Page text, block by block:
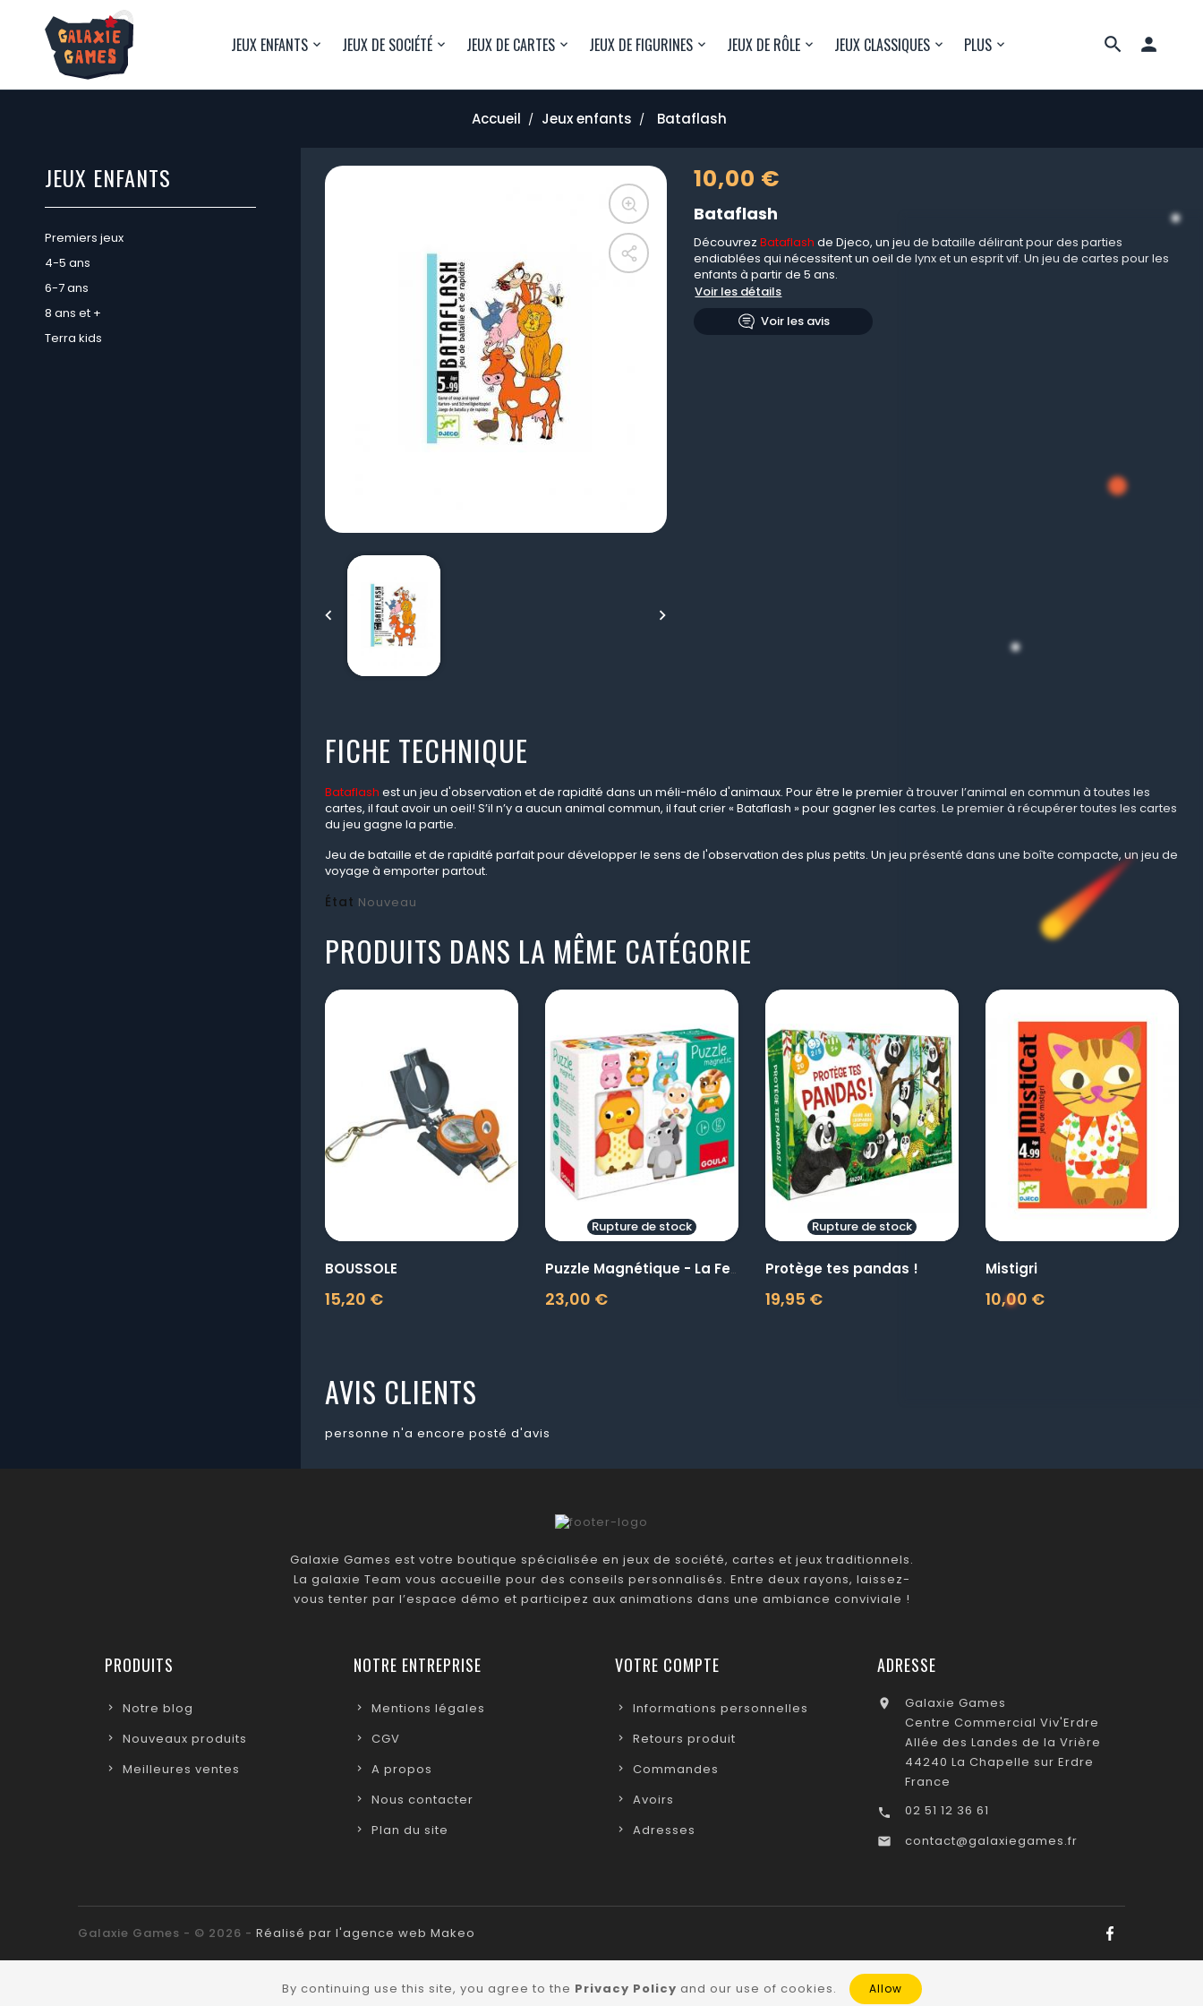

JEUX ENFANTS JEUX DE SOCIÉTÉ JEUX DE CARTES JEUX DE FIGURINES JEUX DE RÔLE JEUX CLASSIQUES PLUS
Accueil Jeux enfants Bataflash
JEUX ENFANTS
Premiers jeux
4-5 ans
6-7 ans
8 ans et +
Terra kids
 
10,00 €
Bataflash
DécouvrezBataflash de Djeco, un jeu de bataille délirant pour des parties
endiablées qui nécessitent un oeil de lynx et un esprit vif. Un jeu de cartes pour les
enfants à partir de 5 ans.
Voir les détails
Voir les avis
FICHE TECHNIQUE
Bataflash est un jeu d'observation et de rapidité dans un méli-mélo d'animaux. Pour être le premier à trouver l’animal en commun à toutes les
cartes, il faut avoir un oeil! S’il n’y a aucun animal commun, il faut crier « Bataflash » pour gagner les cartes. Le premier à récupérer toutes les cartes
du jeu gagne la partie.
Jeu de bataille et de rapidité parfait pour développer le sens de l'observation des plus petits. Un jeu présenté dans une boîte compacte, un jeu de
voyage à emporter partout.
État Nouveau
PRODUITS DANS LA MÊME CATÉGORIE
visibility
BOUSSOLE
15,20 €
Prix
visibility
Rupture de stock
Puzzle Magnétique - La Ferme
23,00 €
Prix
visibility
Rupture de stock
Protège tes pandas !
19,95 €
Prix
visibility
Mistigri
10,00 €
Prix
AVIS CLIENTS
personne n'a encore posté d'avis
Galaxie Games est votre boutique spécialisée en jeux de société, cartes et jeux traditionnels.
La galaxie Team vous accueille pour des conseils personnalisés. Entre deux rayons, laissez-
vous tenter par l’espace démo et participez aux animations dans une ambiance conviviale !
PRODUITS
Notre blog
Nouveaux produits
Meilleures ventes
NOTRE ENTREPRISE
Mentions légales
CGV
A propos
Nous contacter
Plan du site
VOTRE COMPTE
Informations personnelles
Retours produit
Commandes
Avoirs
Adresses
ADRESSE

Galaxie Games
Centre Commercial Viv'Erdre
Allée des Landes de la Vrière
44240 La Chapelle sur Erdre
France
 02 51 12 36 61
 contact@galaxiegames.fr
Galaxie Games - © 2026 - Réalisé par l'agence web Makeo
By continuing use this site, you agree to the Privacy Policy and our use of cookies. Allow